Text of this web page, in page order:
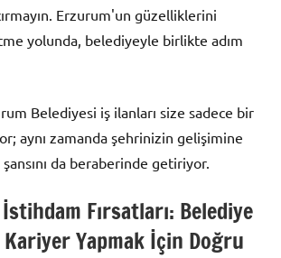
Erzurum'un güzelliklerini
yolunda, belediyeyle birlikte adım
Belediyesi iş ilanları size sadece bir
aynı zamanda şehrinizin gelişimine
da beraberinde getiriyor.
Fırsatları: Belediye
Yapmak İçin Doğru